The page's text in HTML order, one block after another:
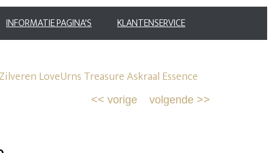
INFORMATIE PAGINA'S KLANTENSERVICE
LoveUrns Treasure Askraal Essence
volgende >>
<< vorige